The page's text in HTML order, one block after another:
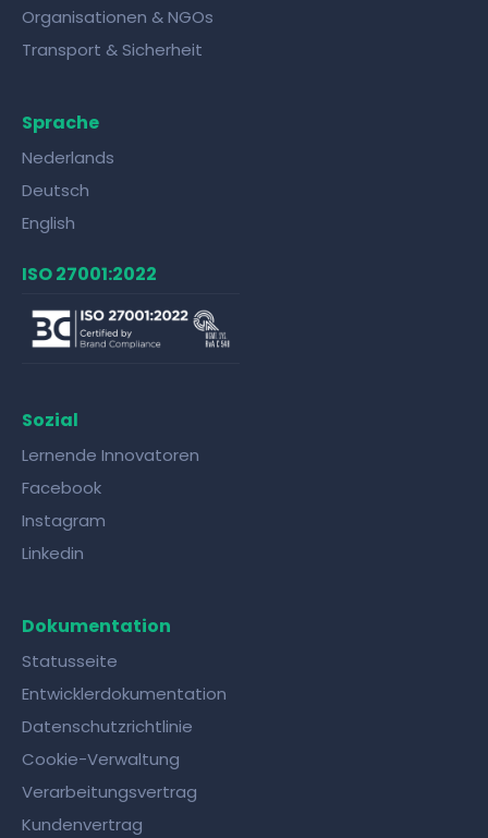
Organisationen & NGOs
Transport & Sicherheit
Sprache
Nederlands
Deutsch
English
ISO 27001:2022
Sozial
Lernende Innovatoren
Facebook
Instagram
Linkedin
Dokumentation
Statusseite
Entwicklerdokumentation
Datenschutzrichtlinie
Cookie-Verwaltung
Verarbeitungsvertrag
Kundenvertrag